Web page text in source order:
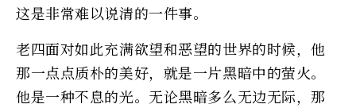
这是非常难以说清的一件事。
老四面对如此充满欲望和恶望的世界的时候，他
那一点点质朴的美好，就是一片黑暗中的萤火。
他是一种不息的光。无论黑暗多么无边无际，那